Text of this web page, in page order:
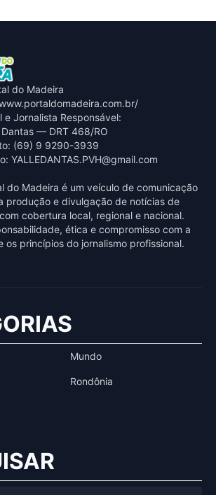
do Madeira
e Jornalista Responsável:
Dantas — DRT 468/RO
(69) 9 9290-3939
YALLEDANTAS.PVH@gmail.com
do Madeira é um veículo de comunicação
produção e divulgação de notícias de
cobertura local, regional e nacional.
ética e compromisso com a
os princípios do jornalismo profissional.
Mundo
Rondônia